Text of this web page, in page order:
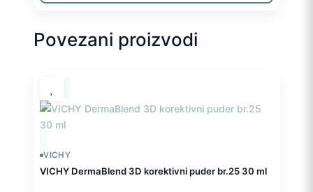
Povezani proizvodi
VICHY
VICHY DermaBlend 3D korektivni puder br.25 30 ml